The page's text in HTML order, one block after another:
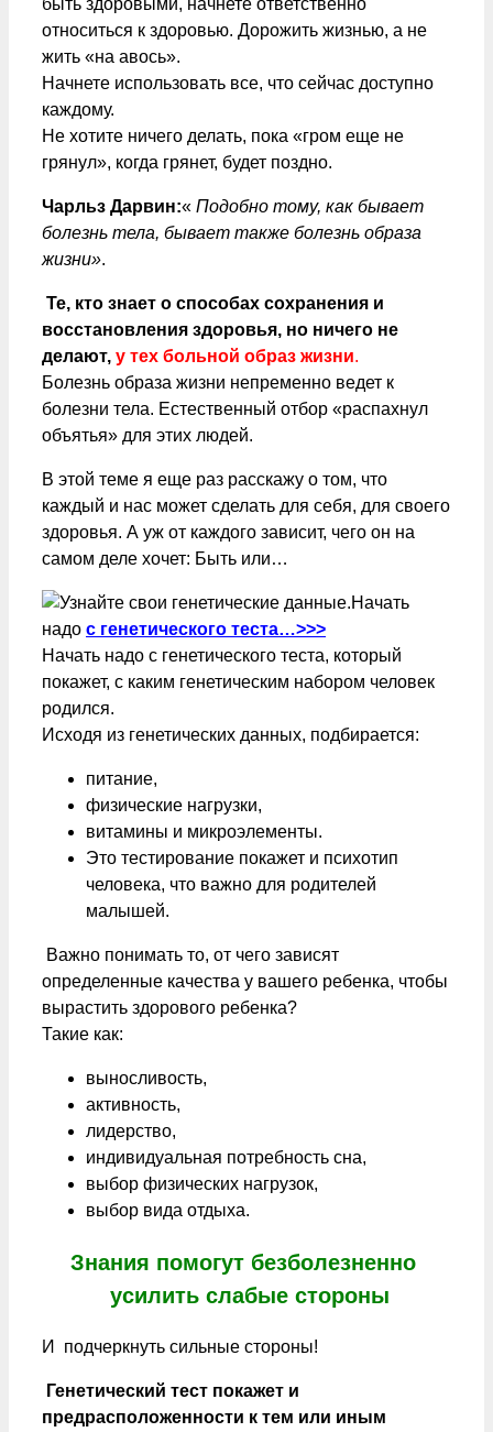
относиться к здоровью. Дорожить жизнью, а не
жить «на авось».
Начнете использовать все, что сейчас доступно
каждому.
Не хотите ничего делать, пока «гром еще не
грянул», когда грянет, будет поздно.
Чарльз Дарвин:« Подобно тому, как бывает
болезнь тела, бывает также болезнь образа
жизни».
Те, кто знает о способах сохранения и
восстановления здоровья, но ничего не
делают, у тех больной образ жизни.
Болезнь образа жизни непременно ведет к
болезни тела. Естественный отбор «распахнул
объятья» для этих людей.
В этой теме я еще раз расскажу о том, что
каждый и нас может сделать для себя, для своего
здоровья. А уж от каждого зависит, чего он на
самом деле хочет: Быть или…
Начать
надо с генетического теста…>>>
Начать надо с генетического теста, который
покажет, с каким генетическим набором человек
родился.
Исходя из генетических данных, подбирается:
питание,
физические нагрузки,
витамины и микроэлементы.
Это тестирование покажет и психотип
человека, что важно для родителей
малышей.
Важно понимать то, от чего зависят
определенные качества у вашего ребенка, чтобы
вырастить здорового ребенка?
Такие как:
выносливость,
активность,
лидерство,
индивидуальная потребность сна,
выбор физических нагрузок,
выбор вида отдыха.
Знания помогут безболезненно
усилить слабые стороны
И подчеркнуть сильные стороны!
Генетический тест покажет и
предрасположенности к тем или иным